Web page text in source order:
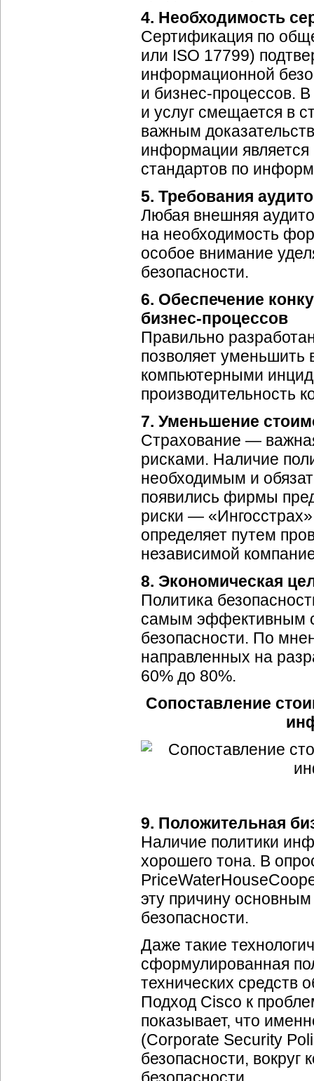
4. Необходимость
Сертификация по
или ISO 17799)
информационной
и бизнес-процессов.
и услуг смещается в
важным
информации является
стандартов по
5. Требования
Любая внешняя
на необходимость
особое внимание
безопасности.
6. Обеспечение
бизнес-процессов
Правильно
позволяет уменьшить
компьютерными
производительность
7. Уменьшение
Страхование —
рисками. Наличие
необходимым и
появились фирмы
риски —
определяет путем
независимой
8. Экономическая
Политика
самым эффективным
безопасности. По
направленных на
60% до 80%.
Сопоставление
9. Положительная
Наличие политики
хорошего тона. В
эту причину
безопасности.
Даже такие
сформулированная
технических средств
Подход Cisco к
показывает, что
(Corporate Security
безопасности, вокруг